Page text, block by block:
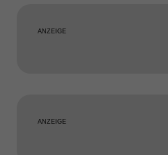
ANZEIGE
ANZEIGE